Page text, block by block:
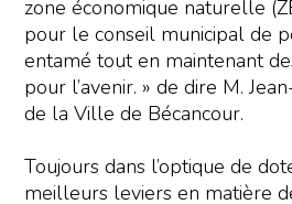
zone économique naturelle
pour le conseil municipal de
entamé tout en maintenant
pour l’avenir. » de dire M.
de la Ville de Bécancour.
Toujours dans l’optique de
meilleurs leviers en matière